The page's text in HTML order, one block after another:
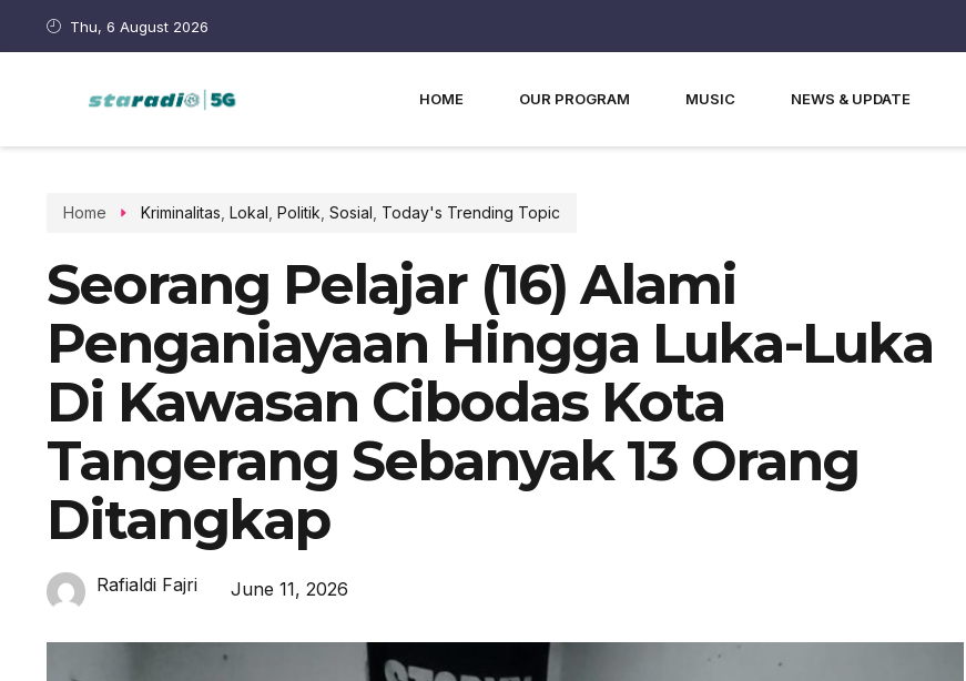
Thu, 6 August 2026
HOME OUR PROGRAM MUSIC NEWS & UPDATE
Home Kriminalitas Lokal Politik Sosial Today's Trending Topic
Seorang Pelajar (16) Alami
Penganiayaan Hingga Luka-Luka
Di Kawasan Cibodas Kota
Tangerang Sebanyak 13 Orang
Ditangkap
Rafialdi Fajri June 11, 2026